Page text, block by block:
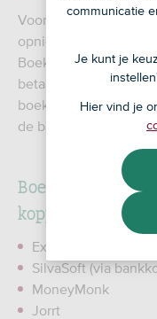
Voor een PSD2
opnieuw toestemming
Boekhoudkoppeling
betaal je geen extra
boekhoudpakket kan
de bankkoppeling.
koppeling naar
Exact
SilvaSoft (via
MoneyMonk
Jorrt
communicatie
Je kunt je
Hier vind je